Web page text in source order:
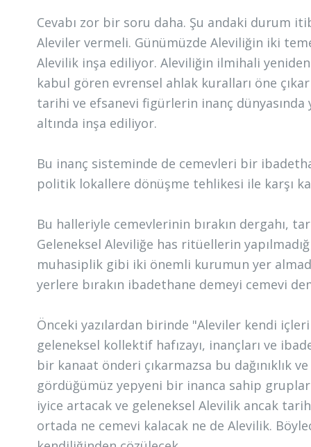
Cevabı zor bir soru daha. Şu andaki durum
Aleviler vermeli. Günümüzde Aleviliğin iki
Alevilik inşa ediliyor. Aleviliğin ilmihali yeniden
kabul gören evrensel ahlak kuralları öne
tarihi ve efsanevi figürlerin inanç dünyasında
altında inşa ediliyor.
Bu inanç sisteminde de cemevleri bir
politik lokallere dönüşme tehlikesi ile karşı
Bu halleriyle cemevlerinin bırakın dergahı,
Geleneksel Aleviliğe has ritüellerin
muhasiplik gibi iki önemli kurumun yer
yerlere bırakın ibadethane demeyi cemevi
Önceki yazılardan birinde "Aleviler kendi
geleneksel kollektif hafızayı, inançları ve
bir kanaat önderi çıkarmazsa bu dağınıklık
gördüğümüz yepyeni bir inanca sahip gruplar
iyice artacak ve geleneksel Alevilik ancak
ortada ne cemevi kalacak ne de Alevilik.